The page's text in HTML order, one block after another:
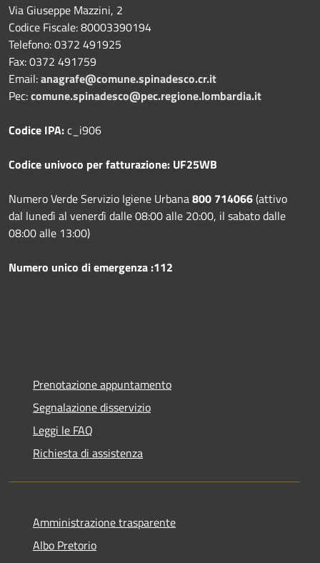
Via Giuseppe Mazzini, 2
Codice Fiscale: 80003390194
Telefono:0372 491925
Fax:0372 491759
Email:anagrafe@comune.spinadesco.cr.it
Pec:comune.spinadesco@pec.regione.lombardia.it
Codice IPA:c_i906
Codice univoco per fatturazione: UF25WB
Numero Verde Servizio Igiene Urbana800 714066(attivo
dal lunedì al venerdì dalle 08:00 alle 20:00, il sabato dalle
08:00 alle 13:00)
Numero unico di emergenza :112
Prenotazione appuntamento
Segnalazione disservizio
Leggi le FAQ
Richiesta di assistenza
Amministrazione trasparente
Albo Pretorio